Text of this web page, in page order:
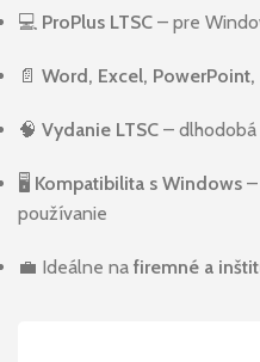
💻 ProPlus LTSC – pre
📄 Word, Excel,
🧠 Vydanie LTSC –
🖥️ Kompatibilita s Windows
používanie
💼 Ideálne na firemné a